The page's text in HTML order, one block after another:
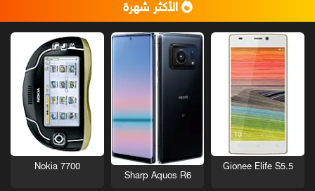
الأكثر شهرة
Gionee Elife S5.5
Sharp Aquos R6
Nokia 7700